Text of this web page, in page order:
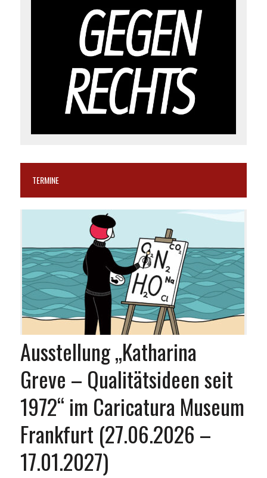
TERMINE
Ausstellung „Katharina
Greve – Qualitätsideen seit
1972“ im Caricatura Museum
Frankfurt (27.06.2026 –
17.01.2027)